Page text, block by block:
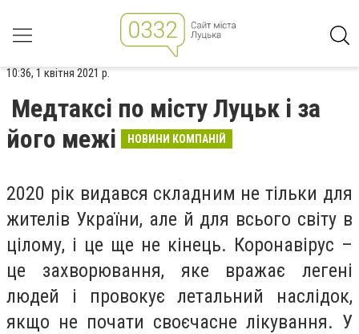
10:36, 1 квітня 2021 р.
Медтаксі по місту Луцьк і за
його межі
НОВИНИ КОМПАНІЙ
2020 рік видався складним не тільки для
жителів України, але й для всього світу в
цілому, і це ще не кінець. Коронавірус –
це захворювання, яке вражає легені
людей і провокує летальний наслідок,
якщо не почати своєчасне лікування. У